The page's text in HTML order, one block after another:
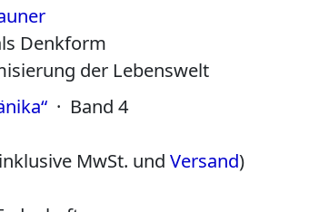
Denkform
der Lebenswelt
· Band 4
MwSt. undVersand)